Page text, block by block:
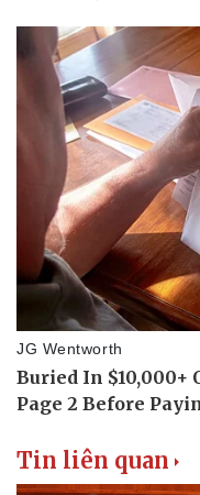
Văn hóa
Sân khấu - Điện ảnh
Văn học
Âm nhạc
Di sản
Tin liên quan